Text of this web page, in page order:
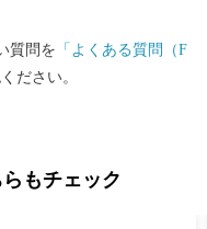
質問を 「よくある質問（F
ださい。
もチェック